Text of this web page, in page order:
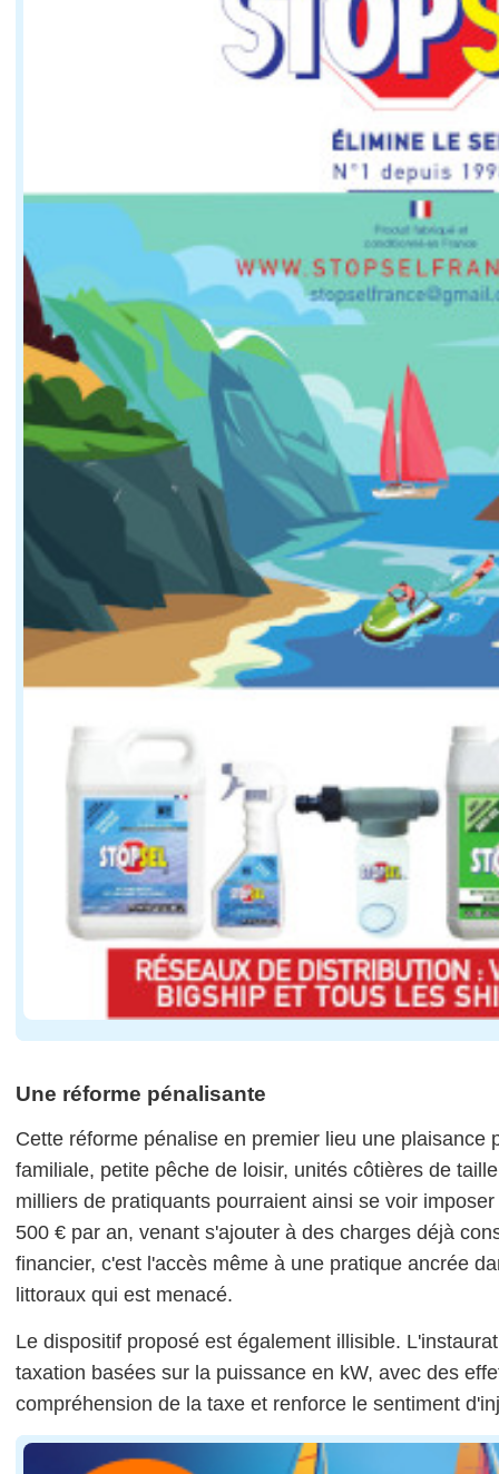
Une réforme pénalisante
Cette réforme pénalise en premier lieu une plaisance
familiale, petite pêche de loisir, unités côtières de
milliers de pratiquants pourraient ainsi se voir
500 € par an, venant s'ajouter à des charges déjà
financier, c'est l'accès même à une pratique ancrée
littoraux qui est menacé.
Le dispositif proposé est également illisible.
taxation basées sur la puissance en kW, avec des
compréhension de la taxe et renforce le sentiment